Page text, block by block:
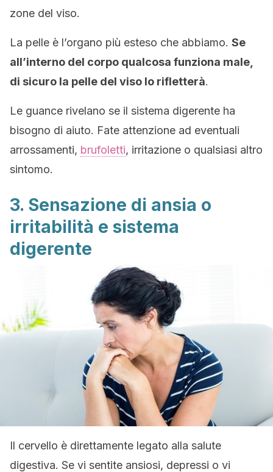
zone del viso.
La pelle è l’organo più esteso che abbiamo. Se
all’interno del corpo qualcosa funziona male,
di sicuro la pelle del viso lo rifletterà.
Le guance rivelano se il sistema digerente ha
bisogno di aiuto. Fate attenzione ad eventuali
arrossamenti, brufoletti, irritazione o qualsiasi altro
sintomo.
3. Sensazione di ansia o
irritabilità e sistema
digerente
Il cervello è direttamente legato alla salute
digestiva. Se vi sentite ansiosi, depressi o vi